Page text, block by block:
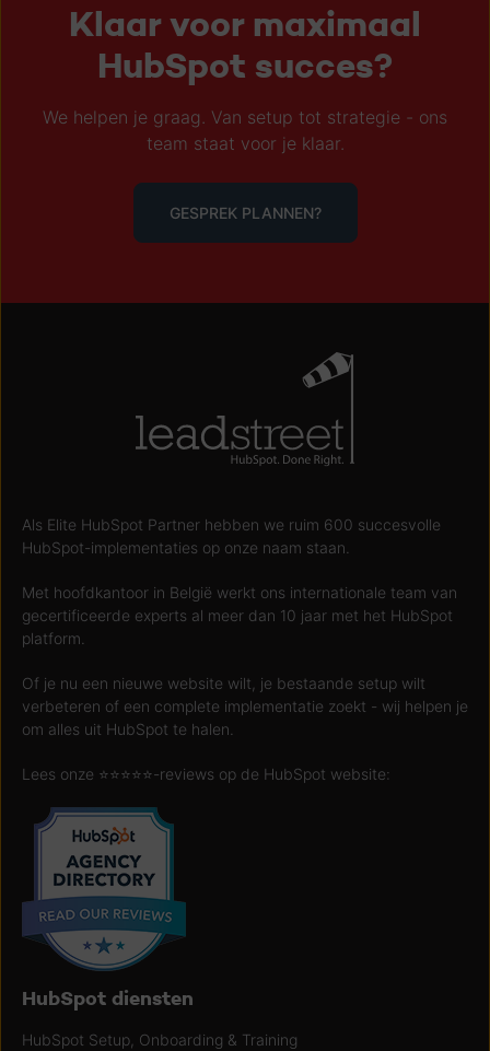
Klaar voor maximaal
HubSpot succes?
We helpen je graag. Van setup tot strategie - ons
team staat voor je klaar.
GESPREK PLANNEN?
Als Elite HubSpot Partner hebben we ruim 600 succesvolle
HubSpot-implementaties op onze naam staan.
Met hoofdkantoor in België werkt ons internationale team van
gecertificeerde experts al meer dan 10 jaar met het HubSpot
platform.
Of je nu een nieuwe website wilt, je bestaande setup wilt
verbeteren of een complete implementatie zoekt - wij helpen je
om alles uit HubSpot te halen.
Lees onze ⭐️⭐️⭐️⭐️⭐️-reviews op de HubSpot website:
HubSpot diensten
HubSpot Setup, Onboarding & Training